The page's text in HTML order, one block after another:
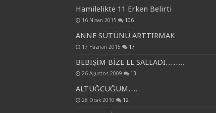
Hamilelikte 11 Erken Belirti
16 Nisan 2015 106
ANNE SÜTÜNÜ ARTTIRMAK
17 Haziran 2015 17
BEBİŞİM BİZE EL SALLADI……..
26 Ağustos 2009 13
ALTUĞCUĞUM….
28 Ocak 2010 12